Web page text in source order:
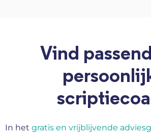
Vind
In het gratis en vrijblijvende